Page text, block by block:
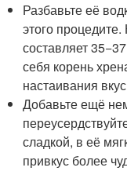
Разбавьте её
этого
составляет
себя корень
настаивания
Добавьте ещё
сладкой, в её
привкус более